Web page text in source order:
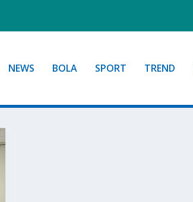
NEWS BOLA SPORT TREND